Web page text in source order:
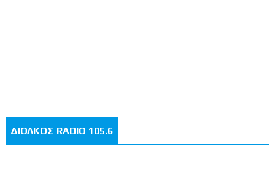
ΔΙΟΛΚΟΣ RADIO 105.6